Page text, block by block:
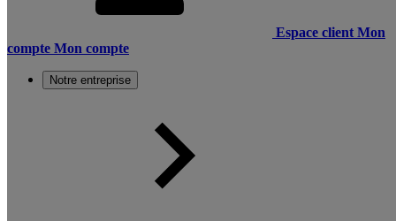
Espace client Mon
compte Mon compte
Notre entreprise